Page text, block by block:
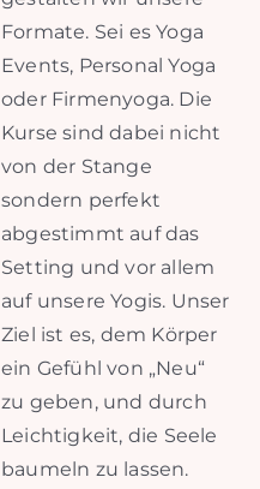
Formate. Sei es Yoga
Events, Personal Yoga
oder Firmenyoga. Die
Kurse sind dabei nicht
von der Stange
sondern perfekt
abgestimmt auf das
Setting und vor allem
auf unsere Yogis. Unser
Ziel ist es, dem Körper
ein Gefühl von „Neu“
zu geben, und durch
Leichtigkeit, die Seele
baumeln zu lassen.